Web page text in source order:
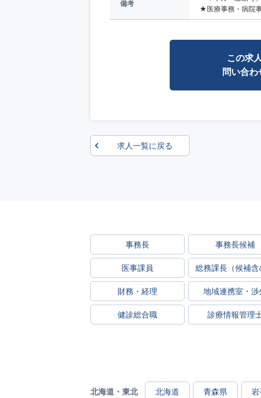
備考
★医療事務・病院
この求
問い合わ
求人一覧に戻る
事務長 事務長候補
医事課員 総務課長（候補含
財務・経理 地域連携室・渉
健診総合職 診療情報管理
北海道・東北 北海道 青森県